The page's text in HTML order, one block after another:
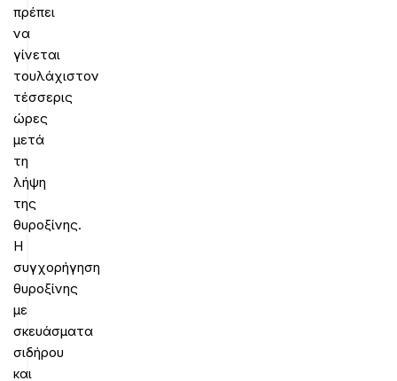
πρέπει
να
γίνεται
τουλάχιστον
τέσσερις
ώρες
μετά
τη
λήψη
της
θυροξίνης.
Η
συγχορήγηση
θυροξίνης
με
σκευάσματα
σιδήρου
και